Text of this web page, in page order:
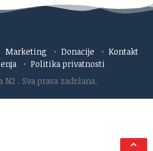
Marketing · Donacije · Kontakt
· Politika privatnosti
N2 . Sva prava zadržana.